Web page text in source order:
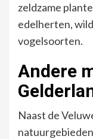
zeldzame
edelherten,
vogelsoorten.
Andere
Naast de